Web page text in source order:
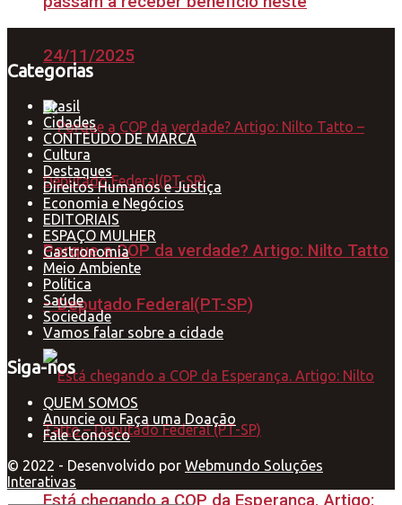
24/11/2025
Porque a COP da verdade? Artigo: Nilto Tatto
– Deputado Federal(PT-SP)
Está chegando a COP da Esperança. Artigo:
Categorias
Brasil
Cidades
CONTEÚDO DE MARCA
Cultura
Destaques
Direitos Humanos e Justiça
Economia e Negócios
EDITORIAIS
ESPAÇO MULHER
Gastronomia
Meio Ambiente
Política
Saúde
Sociedade
Vamos falar sobre a cidade
Siga-nos
QUEM SOMOS
Anuncie ou Faça uma Doação
Fale Conosco
© 2022 - Desenvolvido por Webmundo Soluções
Interativas